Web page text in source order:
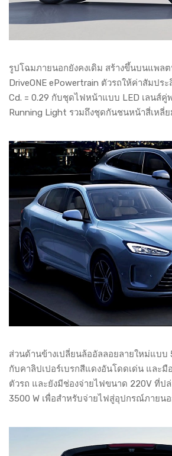
รูปโฉมภายนอกยังคงเดิม สร้างขึ้นบนแพล
DriveONE ePowertrain ตัวรถให้ค่าสัมปร
Cd. = 0.29 กับชุดไฟหน้าแบบ LED เลนส์คู่
Running Light รวมถึงชุดกันชนหน้าสี่เหลี่
ส่วนด้านข้างเปลี่ยนล้ออัลลอยลายใหม่แบ
กับคาลิปเปอร์เบรกสีแดงอันโดดเด่น และ
ตัวรถ และยังมีช่องจ่ายไฟขนาด 220V ที่ป
3500 W เพื่อสำหรับจ่ายไฟสู่อุปกรณ์ภายน